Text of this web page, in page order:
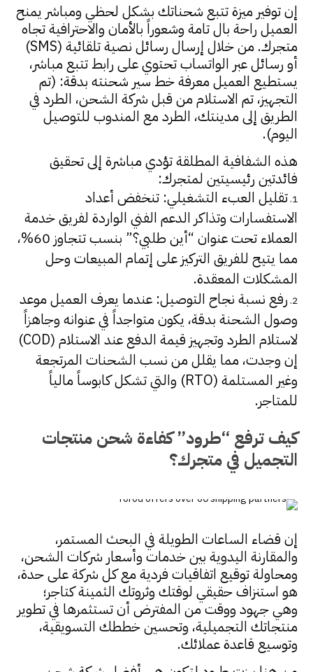
إن توفير ميزة تتبع شحناتك بشكل لحظي ومباشر يمنح
العميل راحة بال تامة وشعوراً بالأمان والاحترافية تجاه
متجرك. من خلال إرسال رسائل نصية تلقائية (SMS)
أو رسائل عبر الواتساب تحتوي على رابط تتبع مباشر،
يستطيع العميل معرفة خط سير شحنته بدقة: (تم
التجهيز، تم الاستلام من قبل شركة الشحن، الطرد في
الطريق إلى مدينتك، الطرد مع المندوب للتوصيل
اليوم).
هذه الشفافية المطلقة تؤدي مباشرة إلى تحقيق
فائدتين رئيسيتين لمتجرك:
تقليل العبء التشغيلي: تنخفض أعداد
الاستفسارات وتذاكر الدعم الفني الواردة لفريق خدمة
العملاء تحت عنوان “أين طلبي؟” بنسب تتجاوز 60%،
مما يتيح للفريق التركيز على إتمام المبيعات وحل
المشكلات المعقدة.
رفع نسبة نجاح التوصيل: عندما يعرف العميل موعد
وصول الشحنة بدقة، يكون متواجداً في عنوانه وجاهزاً
لاستلام الطرد وتجهيز قيمة الدفع عند الاستلام (COD)
إن وجدت، مما يقلل من نسب الشحنات المرتجعة
وغير المستلمة (RTO) والتي تشكل كابوساً مالياً
للمتاجر.
كيف ترفع “طرود” كفاءة شحن منتجات
التجميل في متجرك؟
إن قضاء الساعات الطويلة في البحث المستمر،
والمقارنة اليدوية بين خدمات وأسعار شركات الشحن،
ومحاولة توقيع اتفاقيات فردية مع كل شركة على حدة،
هو استنزاف حقيقي لوقتك وثروتك الثمينة كتاجر؛
وهي جهود ووقت من المفترض أن تستثمرها في تطوير
منتجاتك التجميلية، وتحسين خططك التسويقية،
وتوسيع قاعدة عملائك.